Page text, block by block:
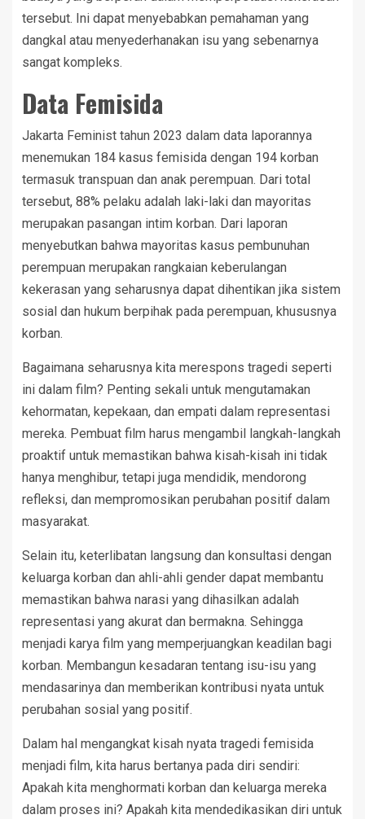
tersebut. Ini dapat menyebabkan pemahaman yang
dangkal atau menyederhanakan isu yang sebenarnya
sangat kompleks.
Data Femisida
Jakarta Feminist tahun 2023 dalam data laporannya
menemukan 184 kasus femisida dengan 194 korban
termasuk transpuan dan anak perempuan. Dari total
tersebut, 88% pelaku adalah laki-laki dan mayoritas
merupakan pasangan intim korban. Dari laporan
menyebutkan bahwa mayoritas kasus pembunuhan
perempuan merupakan rangkaian keberulangan
kekerasan yang seharusnya dapat dihentikan jika sistem
sosial dan hukum berpihak pada perempuan, khususnya
korban.
Bagaimana seharusnya kita merespons tragedi seperti
ini dalam film? Penting sekali untuk mengutamakan
kehormatan, kepekaan, dan empati dalam representasi
mereka. Pembuat film harus mengambil langkah-langkah
proaktif untuk memastikan bahwa kisah-kisah ini tidak
hanya menghibur, tetapi juga mendidik, mendorong
refleksi, dan mempromosikan perubahan positif dalam
masyarakat.
Selain itu, keterlibatan langsung dan konsultasi dengan
keluarga korban dan ahli-ahli gender dapat membantu
memastikan bahwa narasi yang dihasilkan adalah
representasi yang akurat dan bermakna. Sehingga
menjadi karya film yang memperjuangkan keadilan bagi
korban. Membangun kesadaran tentang isu-isu yang
mendasarinya dan memberikan kontribusi nyata untuk
perubahan sosial yang positif.
Dalam hal mengangkat kisah nyata tragedi femisida
menjadi film, kita harus bertanya pada diri sendiri:
Apakah kita menghormati korban dan keluarga mereka
dalam proses ini? Apakah kita mendedikasikan diri untuk